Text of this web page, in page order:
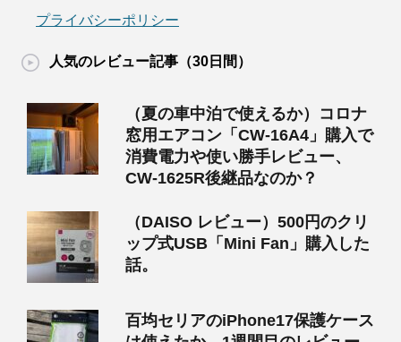
プライバシーポリシー
人気のレビュー記事（30日間）
（夏の車中泊で使えるか）コロナ
窓用エアコン「CW-16A4」購入で
消費電力や使い勝手レビュー、
CW-1625R後継品なのか？
（DAISO レビュー）500円のクリ
ップ式USB「Mini Fan」購入した
話。
百均セリアのiPhone17保護ケース